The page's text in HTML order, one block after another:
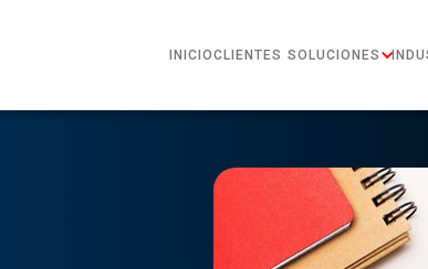
INICIOCLIENTES SOLUCIONES